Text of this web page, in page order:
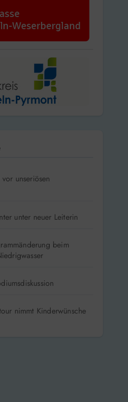
unseriösen
unter neuer Leiterin
beim
nimmt Kinderwünsche